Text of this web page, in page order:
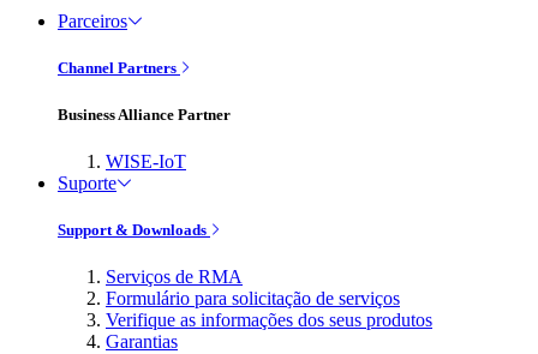
Parceiros
Channel Partners
Business Alliance Partner
WISE-IoT
Suporte
Support & Downloads
Serviços de RMA
Formulário para solicitação de serviços
Verifique as informações dos seus produtos
Garantias